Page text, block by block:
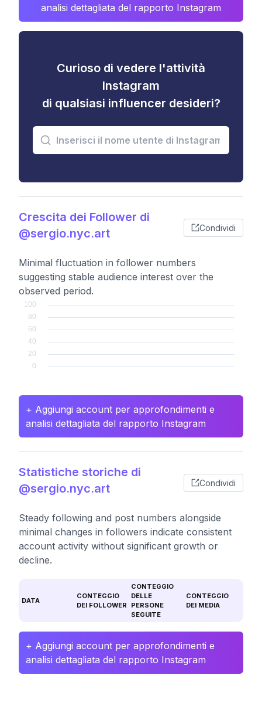
analisi dettagliata del rapporto Instagram
Curioso di vedere l'attività
Instagram
di qualsiasi influencer desideri?
Crescita dei Follower di
@sergio.nyc.art
Condividi
Minimal fluctuation in follower numbers
suggesting stable audience interest over the
observed period.
+ Aggiungi account per approfondimenti e
analisi dettagliata del rapporto Instagram
Statistiche storiche di
@sergio.nyc.art
Condividi
Steady following and post numbers alongside
minimal changes in followers indicate consistent
account activity without significant growth or
decline.
DATA
CONTEGGIO
DEI FOLLOWER
CONTEGGIO
DELLE
PERSONE
SEGUITE
CONTEGGIO
DEI MEDIA
+ Aggiungi account per approfondimenti e
analisi dettagliata del rapporto Instagram